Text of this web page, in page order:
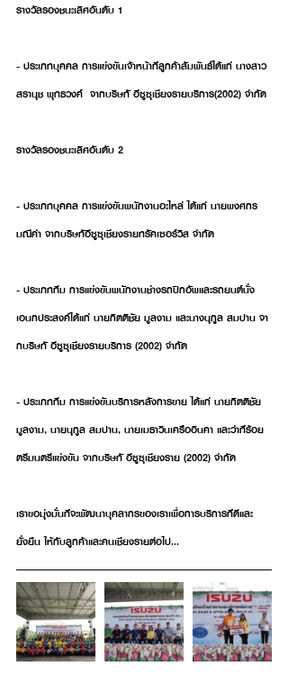
รางวัลรองชนะเลิศอันดับ 1
- ประเภทบุคคล การแข่งขันเจ้าหน้าท่ีลูกค้าสัมพันธ์ได้แก่ นางสาว
สรานุช พุทธวงค์  จากบริษทั อีซูซุเชียงรายบริการ(2002) จํากัด
รางวัลรองชนะเลิศอันดับ 2
- ประเภทบุคคล การแข่งขันพนักงานอะไหล่ ได้แก่ นายพงศกร
มณีคํา จากบริษทัอีซูซุเชียงรายทรัคเซอร์วิส จํากัด
- ประเภททีม การแข่งขันพนักงานช่างรถปิกอัพและรถยนต์นั่ง
เอนกประสงค์ได้แก่ นายกิตติชัย มูลงาม และนางนุกูล สมปาน จา
กบริษทั อีซูซุเชียงรายบริการ (2002) จํากัด
- ประเภททีม การแข่งขันบริการหลังการขาย ได้แก่ นายกิตติชัย
มูลงาม, นายนุกูล สมปาน, นายเมธาวินเครืออินคา และว่าท่ีร้อย
ตรีมนตรีแข่งขัน จากบริษทั อีซูซุเชียงราย (2002) จํากัด
เราขอมุ่งมั่นท่ีจะพัฒนาบุคลากรของเราเพื่อการบริการท่ีดีและ
ยั่งยืน ให้กับลูกค้าและคนเชียงรายต่อไป...